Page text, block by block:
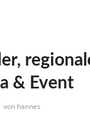
& Event
von hannes